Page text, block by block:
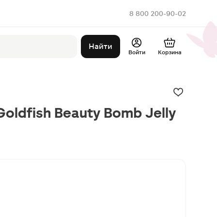
8 800 200-90-02
Найти
Войти Корзина
Beauty Bomb Jelly